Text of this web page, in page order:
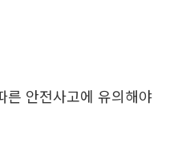
른 안전사고에 유의해야